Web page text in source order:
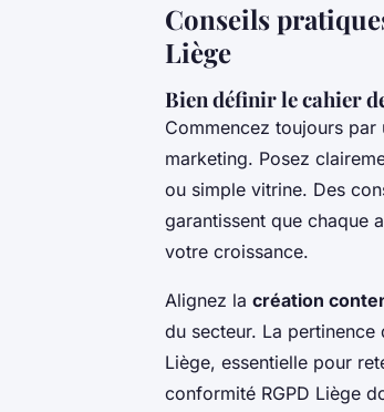
Conseils
Liège
Bien définir le cahier
Commencez toujours par
marketing. Posez
ou simple vitrine. Des
garantissent que chaque
votre croissance.
Alignez la création
du secteur. La
Liège, essentielle pour
conformité RGPD Liège